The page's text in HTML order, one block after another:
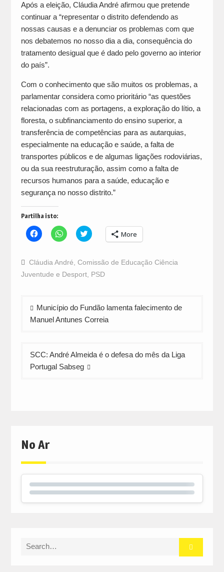
Após a eleição, Cláudia André afirmou que pretende
continuar a “representar o distrito defendendo as
nossas causas e a denunciar os problemas com que
nos debatemos no nosso dia a dia, consequência do
tratamento desigual que é dado pelo governo ao interior
do país”.
Com o conhecimento que são muitos os problemas, a
parlamentar considera como prioritário “as questões
relacionadas com as portagens, a exploração do lítio, a
floresta, o subfinanciamento do ensino superior, a
transferência de competências para as autarquias,
especialmente na educação e saúde, a falta de
transportes públicos e de algumas ligações rodoviárias,
ou da sua reestruturação, assim como a falta de
recursos humanos para a saúde, educação e
segurança no nosso distrito.”
Partilha isto:
Click
to
Facebook
(Opens
in
new
Click
to
WhatsApp
(Opens
in
new
Click
to
Twitter
(Opens
in
new
More
Cláudia André Comissão de Educação Ciência
Juventude e Desport, PSD
Navegação
de
Município do Fundão lamenta falecimento de
Manuel Antunes Correia
SCC: André Almeida é o defesa do mês da Liga
Portugal Sabseg
No Ar
Search